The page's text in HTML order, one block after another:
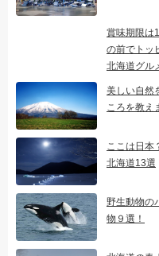
賞味期限は
の前でトッ
北海道グル
美しい自然
ころを教え
ここは日本
北海道13選
野生動物の
物９選！